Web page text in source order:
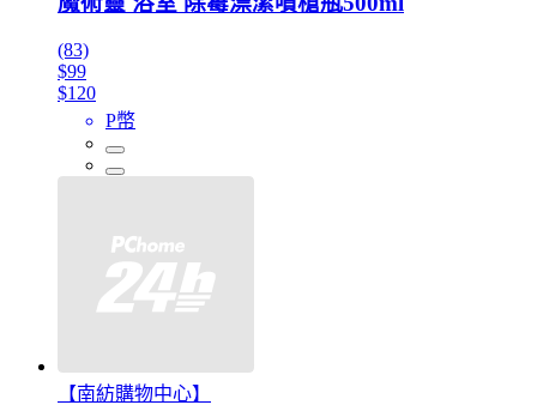
(83)
$99
$120
P幣
【南紡購物中心】